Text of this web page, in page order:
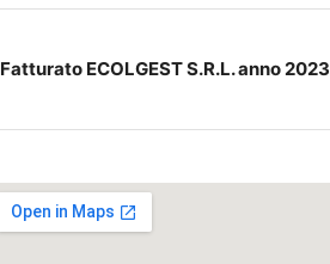
Fatturato ECOLGEST S.R.L. anno 2023